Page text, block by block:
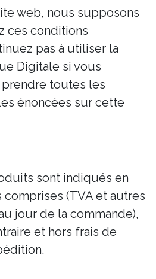
web, nous supposons
ces conditions
pas à utiliser la
Digitale si vous
toutes les
énoncées sur cette
sont indiqués en
(TVA et autres
jour de la commande),
et hors frais de